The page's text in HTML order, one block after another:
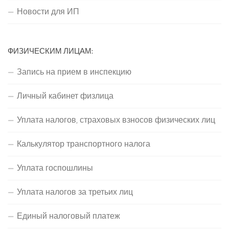
Новости для ИП
ФИЗИЧЕСКИМ ЛИЦАМ:
Запись на прием в инспекцию
Личный кабинет физлица
Уплата налогов, страховых взносов физических лиц
Калькулятор транспортного налога
Уплата госпошлины
Уплата налогов за третьих лиц
Единый налоговый платеж